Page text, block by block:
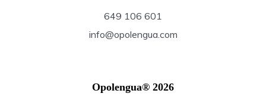
649 106 601
info@opolengua.com
Opolengua® 2026